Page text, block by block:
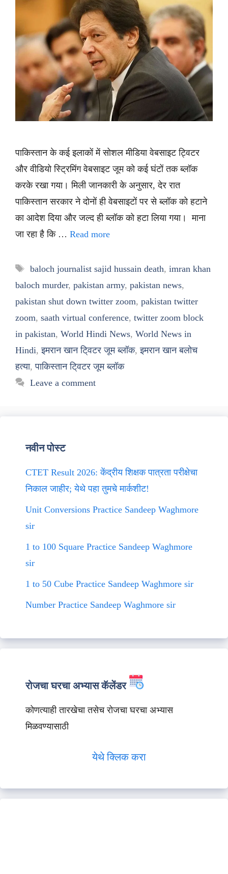
पाकिस्तान के कई इलाकों में सोशल मीडिया वेबसाइट ट्विटर
और वीडियो स्ट्रिमिंग वेबसाइट जूम को कई घंटों तक ब्लॉक
करके रखा गया। मिली जानकारी के अनुसार, देर रात
पाकिस्तान सरकार ने दोनों ही वेबसाइटों पर से ब्लॉक को हटाने
का आदेश दिया और जल्द ही ब्लॉक को हटा लिया गया। माना
जा रहा है कि … Read more
Tags
baloch journalist sajid hussain death, imran khan
baloch murder, pakistan army, pakistan news,
pakistan shut down twitter zoom, pakistan twitter
zoom, saath virtual conference, twitter zoom block
in pakistan, World Hindi News, World News in
Hindi,इमरान खान टि्वटर जूम ब्लॉक,इमरान खान बलोच
हत्या,पाकिस्तान टि्वटर जूम ब्लॉक
Leave a comment
नवीन पोस्ट
CTET Result 2026: केंद्रीय शिक्षक पात्रता परीक्षेचा
निकाल जाहीर; येथे पहा तुमचे मार्कशीट!
Unit Conversions Practice Sandeep Waghmore
sir
1 to 100 Square Practice Sandeep Waghmore
sir
1 to 50 Cube Practice Sandeep Waghmore sir
Number Practice Sandeep Waghmore sir
रोजचा घरचा अभ्यास कॅलेंडर
कोणत्याही तारखेचा तसेच रोजचा घरचा अभ्यास
मिळवण्यासाठी
येथे क्लिक करा